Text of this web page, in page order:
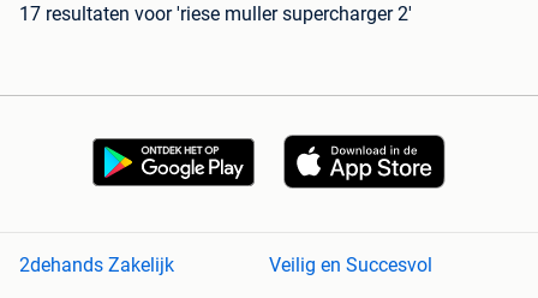
17 resultaten voor 'riese muller supercharger 2'
2dehands Zakelijk
Veilig en Succesvol